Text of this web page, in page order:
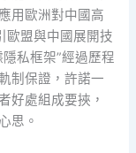
用歐洲對中國高
歐盟與中國展開技
私框架”經過歷程
制保證，許諾一
好處組成要挾，
思。